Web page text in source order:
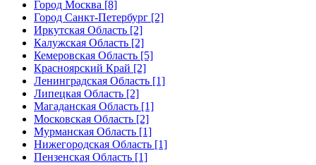
Город Москва [8]
Город Санкт-Петербург [2]
Иркутская Область [2]
Калужская Область [2]
Кемеровская Область [5]
Красноярский Край [2]
Ленинградская Область [1]
Липецкая Область [2]
Магаданская Область [1]
Московская Область [2]
Мурманская Область [1]
Нижегородская Область [1]
Пензенская Область [1]